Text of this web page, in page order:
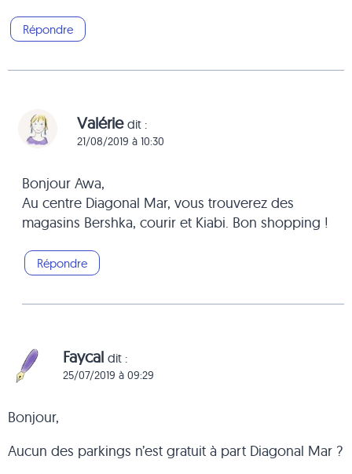
Répondre
Valérie dit :
21/08/2019 à 10:30
Bonjour Awa,
Au centre Diagonal Mar, vous trouverez des
magasins Bershka, courir et Kiabi. Bon shopping !
Répondre
Faycal dit :
25/07/2019 à 09:29
Bonjour,
Aucun des parkings n’est gratuit à part Diagonal Mar ?